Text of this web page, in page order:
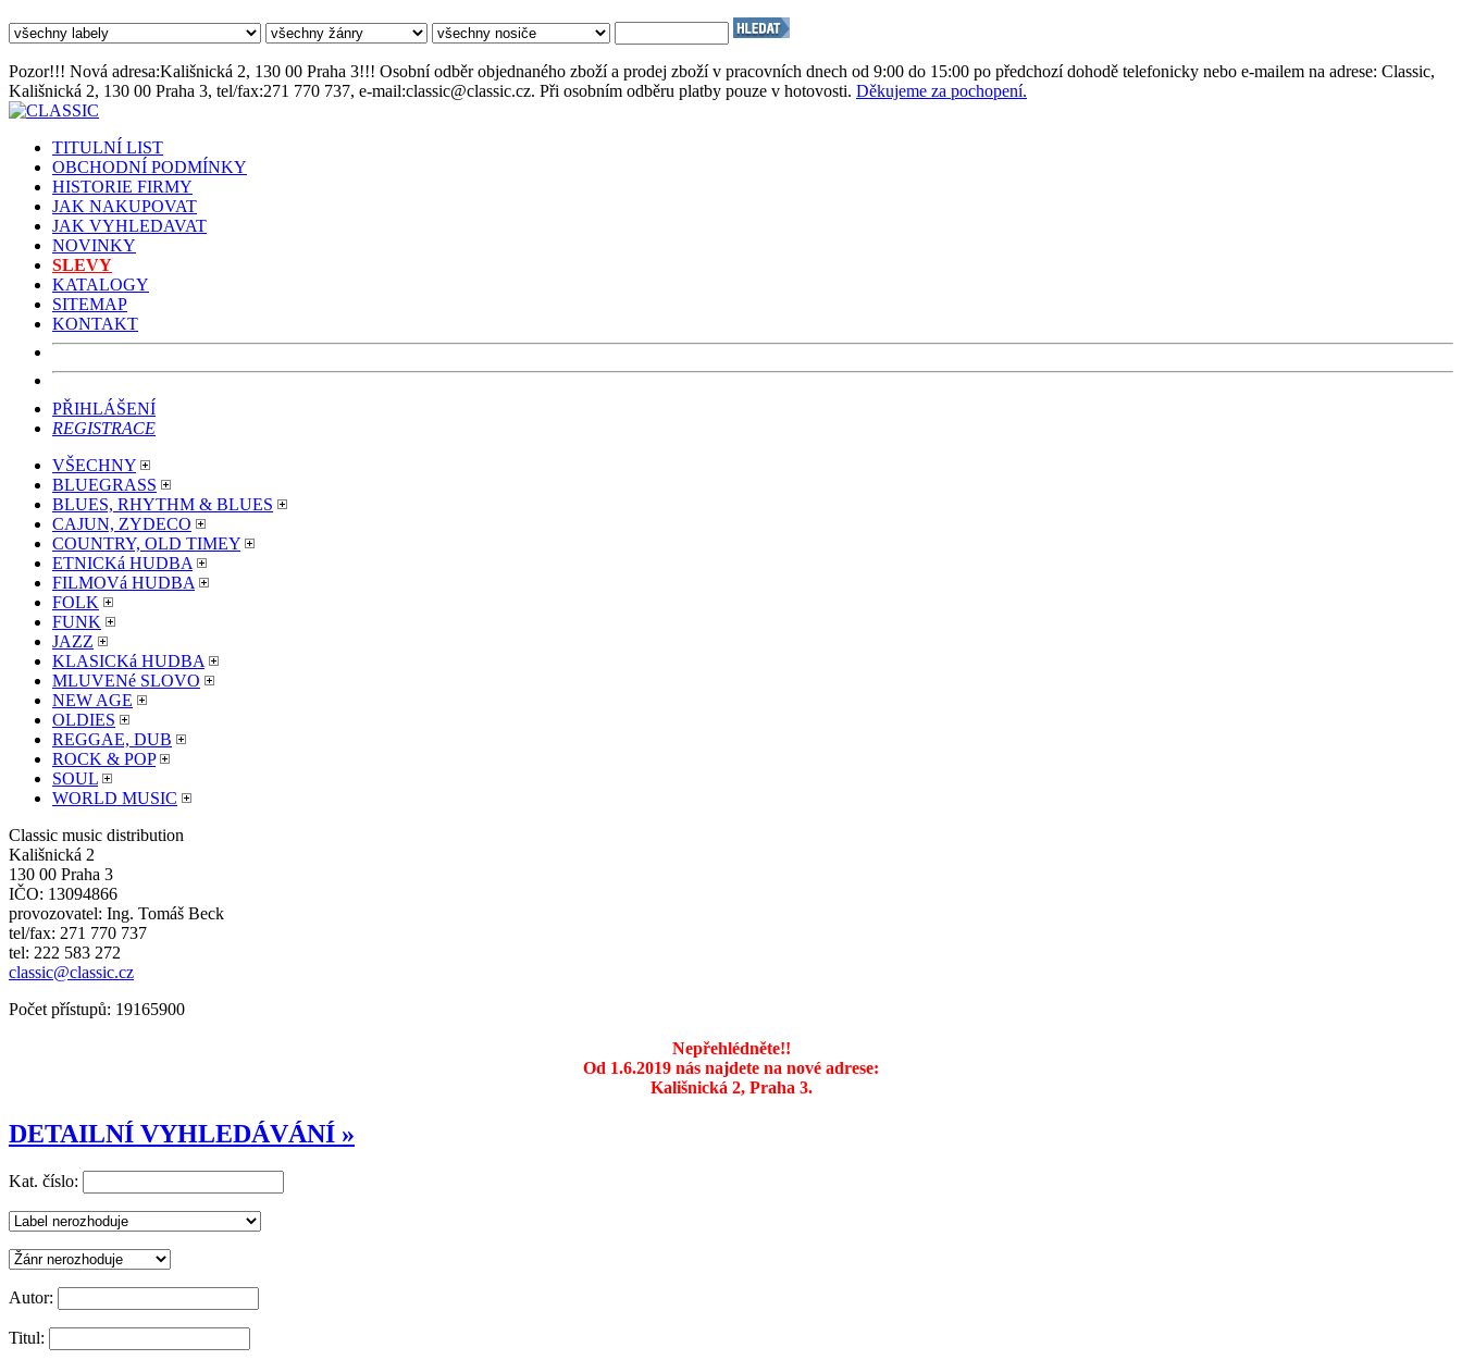
Pozor!!! Nová adresa:Kališnická 2, 130 00 Praha 3!!! Osobní odběr objednaného zboží a prodej zboží v pracovních dnech od 9:00 do 15:00 po předchozí dohodě telefonicky nebo e-mailem na adrese: Classic,
Kališnická 2, 130 00 Praha 3, tel/fax:271 770 737, e-mail:classic@classic.cz. Při osobním odběru platby pouze v hotovosti. Děkujeme za pochopení.
TITULNÍ LIST
OBCHODNÍ PODMÍNKY
HISTORIE FIRMY
JAK NAKUPOVAT
JAK VYHLEDAVAT
NOVINKY
SLEVY
KATALOGY
SITEMAP
KONTAKT
PŘIHLÁŠENÍ
REGISTRACE
VŠECHNY
BLUEGRASS
BLUES, RHYTHM & BLUES
CAJUN, ZYDECO
COUNTRY, OLD TIMEY
ETNICKá HUDBA
FILMOVá HUDBA
FOLK
FUNK
JAZZ
KLASICKá HUDBA
MLUVENé SLOVO
NEW AGE
OLDIES
REGGAE, DUB
ROCK & POP
SOUL
WORLD MUSIC
Classic music distribution
Kališnická 2
130 00 Praha 3
IČO: 13094866
provozovatel: Ing. Tomáš Beck
tel/fax: 271 770 737
tel: 222 583 272
classic@classic.cz
Počet přístupů: 19165900
Nepřehlédněte!!
Od 1.6.2019 nás najdete na nové adrese:
Kališnická 2, Praha 3.
DETAILNÍ VYHLEDÁVÁNÍ »
Kat. číslo:
Autor:
Titul: